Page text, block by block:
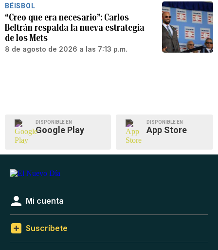
BÉISBOL
“Creo que era necesario”: Carlos
Beltrán respalda la nueva estrategia
de los Mets
8 de agosto de 2026 a las 7:13 p.m.
DISPONIBLE EN
Google Play
DISPONIBLE EN
App Store
Mi cuenta
Suscríbete